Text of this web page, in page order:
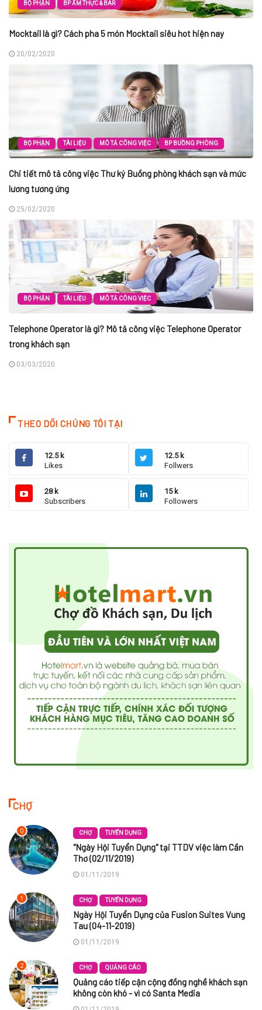
BỘ PHẬN BP ẨM THỰC & BAR
Mocktail là gì? Cách pha 5 món Mocktail siêu hot hiện nay
20/02/2020
BỘ PHẬN TÀI LIỆU MÔ TẢ CÔNG VIỆC BP BUỒNG PHÒNG
Chi tiết mô tả công việc Thư ký Buồng phòng khách sạn và mức
lương tương ứng
25/02/2020
BỘ PHẬN TÀI LIỆU MÔ TẢ CÔNG VIỆC
Telephone Operator là gì? Mô tả công việc Telephone Operator
trong khách sạn
03/03/2020
THEO DÕI CHÚNG TÔI TẠI
12.5 k
Likes
12.5 k
Follwers
28 k
Subscribers
15 k
Followers
CHỢ
0 CHỢ TUYỂN DỤNG
"Ngày Hội Tuyển Dụng" tại TTDV việc làm Cần
Thơ (02/11/2019)
01/11/2019
1 CHỢ TUYỂN DỤNG
Ngày Hội Tuyển Dụng của Fusion Suites Vung
Tau (04-11-2019)
01/11/2019
2 CHỢ QUẢNG CÁO
Quảng cáo tiếp cận cộng đồng nghề khách sạn
không còn khó - vì có Santa Media